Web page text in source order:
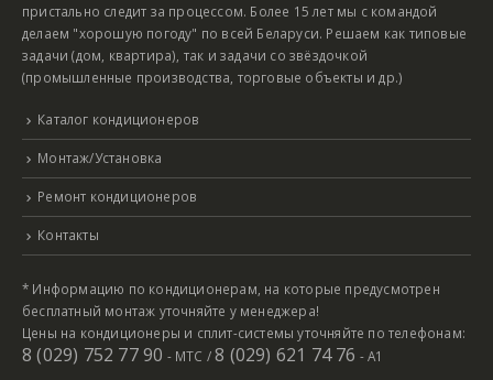
пристально следит за процессом. Более 15 лет мы с командой
делаем "хорошую погоду" по всей Беларуси. Решаем как типовые
задачи (дом, квартира), так и задачи со звёздочкой
(промышленные производства, торговые объекты и др.)
Каталог кондиционеров
Монтаж/Установка
Ремонт кондиционеров
Контакты
* Информацию по кондиционерам, на которые предусмотрен
бесплатный монтаж уточняйте у менеджера!
Цены на кондиционеры и сплит-системы уточняйте по телефонам:
8 (029) 752 77 90 - МТС /8 (029) 621 74 76 - А1